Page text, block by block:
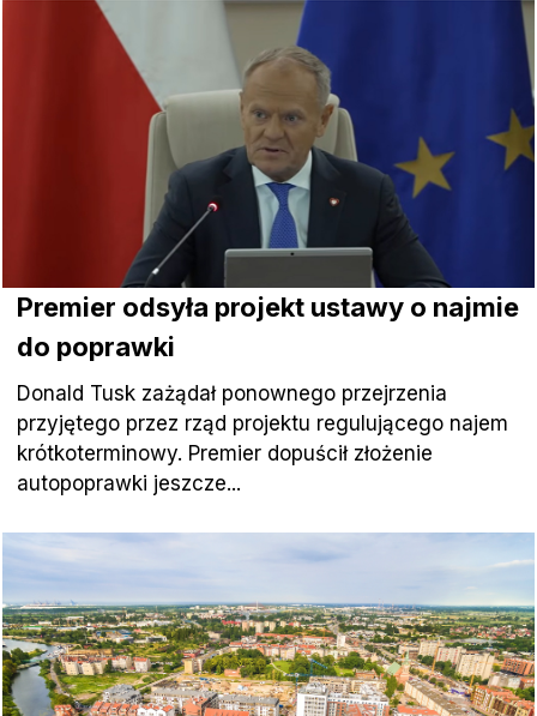
Premier odsyła projekt ustawy o najmie
do poprawki
Donald Tusk zażądał ponownego przejrzenia
przyjętego przez rząd projektu regulującego najem
krótkoterminowy. Premier dopuścił złożenie
autopoprawki jeszcze...